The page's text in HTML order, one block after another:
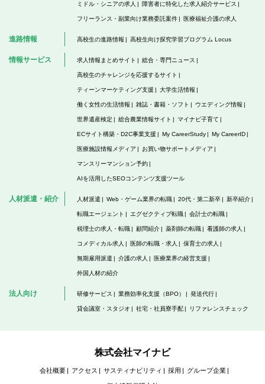
ミドル・シニアの求人 障害者に特化した求人紹介サービス
フリーランス・副業向け業務委託案件 医療福祉介護の求人
進路情報 高校生の進路情報 高校生向け探究学習プログラム Locus
情報サービス 求人情報まとめサイト 総合・専門ニュース
高校生のチャレンジを応援するサイト
ティーンマーケティング支援 大学生活情報
働く女性の生活情報 雑誌・書籍・ソフト ウエディング情報
世界遺産検定 総合農業情報サイト マイナビ子育て
ECサイト構築・D2C事業支援 My CareerStudy My CareerID
医療施設情報メディア お買い物サポートメディア
マンスリーマンション予約
AIを活用したSEOコンテンツ支援ツール
人材派遣・紹介 人材派遣 Web・ゲーム業界の転職 20代・第二新卒 新卒紹介
転職エージェント エグゼクティブ転職 会計士の転職
税理士の求人・転職 顧問紹介 薬剤師の転職 看護師の求人
コメディカル求人 医師の転職・求人 保育士の求人
無期雇用派遣 介護の求人 医療業界の経営支援
外国人材の紹介
法人向け 研修サービス 業務効率化支援（BPO） 発送代行
貸会議室・スタジオ 社宅・社員寮手配 リファレンスチェック
株式会社マイナビ
会社概要 アクセス サスティナビリティ 採用 グループ企業